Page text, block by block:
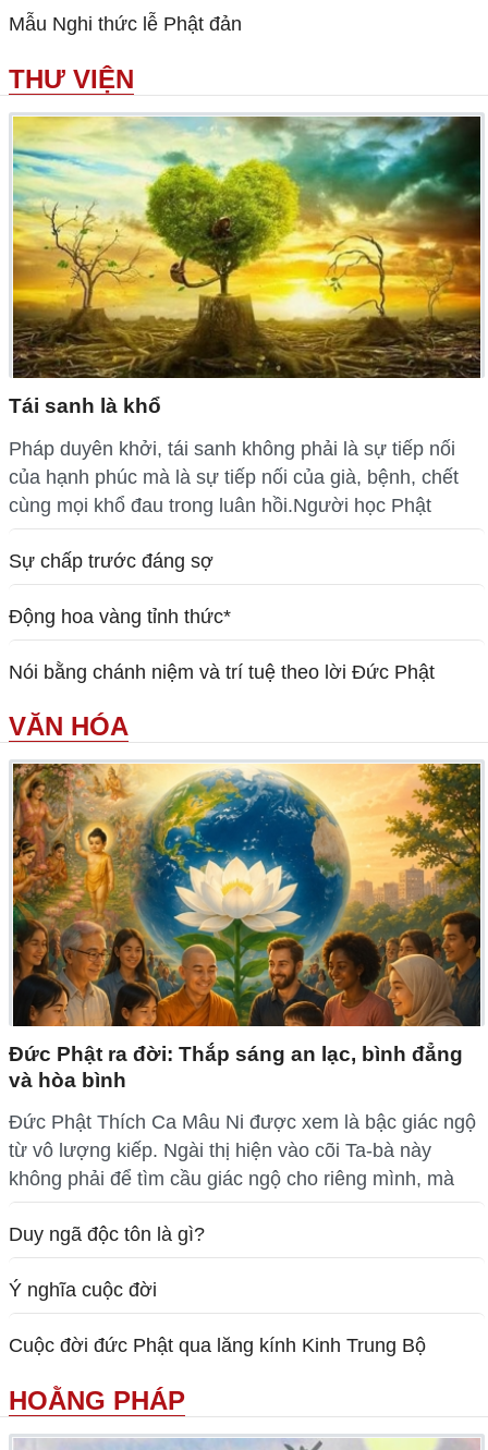
Mẫu Nghi thức lễ Phật đản
THƯ VIỆN
Tái sanh là khổ
Pháp duyên khởi, tái sanh không phải là sự tiếp nối
của hạnh phúc mà là sự tiếp nối của già, bệnh, chết
cùng mọi khổ đau trong luân hồi.Người học Phật
Sự chấp trước đáng sợ
Động hoa vàng tỉnh thức*
Nói bằng chánh niệm và trí tuệ theo lời Đức Phật
VĂN HÓA
Đức Phật ra đời: Thắp sáng an lạc, bình đẳng
và hòa bình
Đức Phật Thích Ca Mâu Ni được xem là bậc giác ngộ
từ vô lượng kiếp. Ngài thị hiện vào cõi Ta-bà này
không phải để tìm cầu giác ngộ cho riêng mình, mà
Duy ngã độc tôn là gì?
Ý nghĩa cuộc đời
Cuộc đời đức Phật qua lăng kính Kinh Trung Bộ
HOẰNG PHÁP